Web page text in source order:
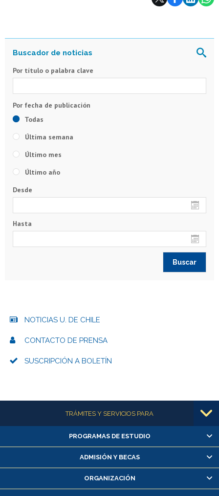
Por título o palabra clave
Todas
Última semana
Último mes
Último año
Desde
Hasta
NOTICIAS U. DE CHILE
CONTACTO DE PRENSA
SUSCRIPCIÓN A BOLETÍN
Más informaciónTRÁMITES Y SERVICIOS PARA
Alumnas/os y exalumnas/os
Matrícula en línea
Inscripción y cambio de asignaturas
Consulta y certificado de notas
PROGRAMAS DE ESTUDIO
ADMISIÓN Y BECAS
ORGANIZACIÓN